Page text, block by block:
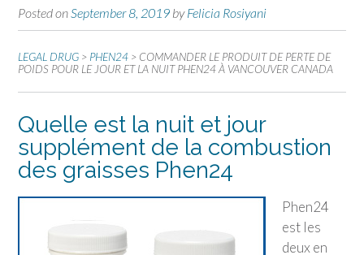
Posted onSeptember 8, 2019 byFelicia Rosiyani
LEGAL DRUG > PHEN24 > COMMANDER LE PRODUIT DE PERTE DE
POIDS POUR LE JOUR ET LA NUIT PHEN24 À VANCOUVER CANADA
Quelle est la nuit et jour
supplément de la combustion
des graisses Phen24
Phen24
est les
deux en